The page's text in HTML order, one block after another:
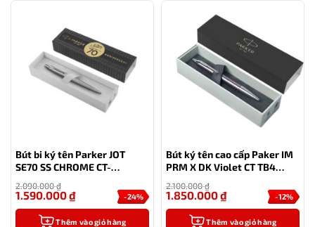
Bút bi ký tên Parker JOT
SE70 SS CHROME CT-
2.090.000₫
-24%
1.590.000₫
Thêm vào giỏ hàng
Bút ký tên cao cấp Paker IM
PRM X DK Violet CT TB4
2.100.000₫
-12%
1.850.000₫
Thêm vào giỏ hàng